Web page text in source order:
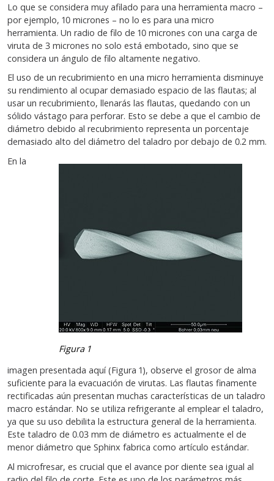
Lo que se considera muy afilado para una herramienta macro –
por ejemplo, 10 micrones – no lo es para una micro
herramienta. Un radio de filo de 10 micrones con una carga de
viruta de 3 micrones no solo está embotado, sino que se
considera un ángulo de filo altamente negativo.
El uso de un recubrimiento en una micro herramienta disminuye
su rendimiento al ocupar demasiado espacio de las flautas; al
usar un recubrimiento, llenarás las flautas, quedando con un
sólido vástago para perforar. Esto se debe a que el cambio de
diámetro debido al recubrimiento representa un porcentaje
demasiado alto del diámetro del taladro por debajo de 0.2 mm.
Figura 1
En la
imagen presentada aquí (Figura 1), observe el grosor de alma
suficiente para la evacuación de virutas. Las flautas finamente
rectificadas aún presentan muchas características de un taladro
macro estándar. No se utiliza refrigerante al emplear el taladro,
ya que su uso debilita la estructura general de la herramienta.
Este taladro de 0.03 mm de diámetro es actualmente el de
menor diámetro que Sphinx fabrica como artículo estándar.
Al microfresar, es crucial que el avance por diente sea igual al